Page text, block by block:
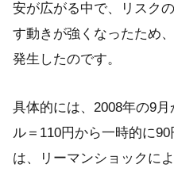
安が広がる中で、リスク
す動きが強くなったため
発生したのです。
具体的には、2008年の9
ル＝110円から一時的に
は、リーマンショックに